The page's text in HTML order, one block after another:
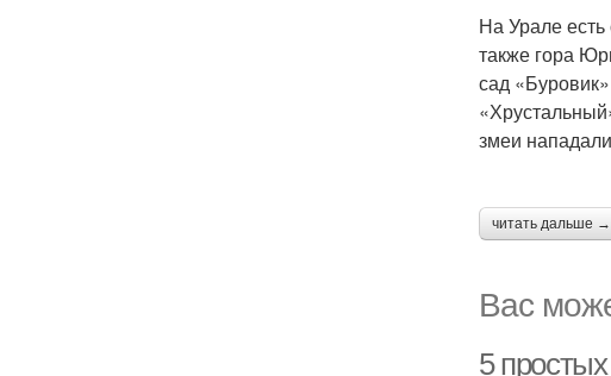
На Урале есть
также гора
сад
змеи
читать дальше →
Вас
5